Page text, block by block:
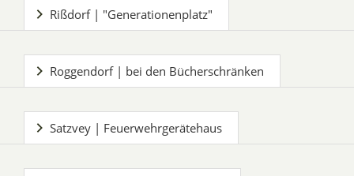
Rißdorf | "Generationenplatz"
Roggendorf | bei den Bücherschränken
Satzvey | Feuerwehrgerätehaus